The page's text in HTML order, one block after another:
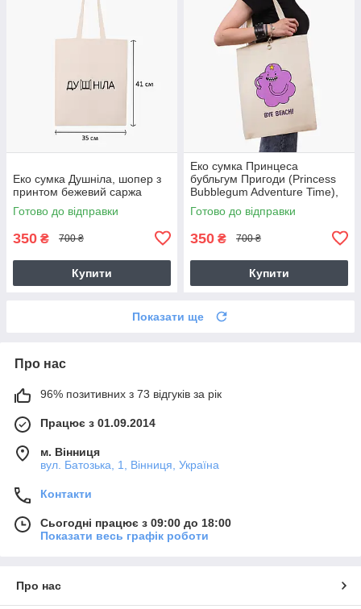
Еко сумка Душніла, шопер з
принтом бежевий саржа
Готово до відправки
350 ₴ 700 ₴
Купити
Еко сумка Принцеса
бубльгум Пригоди (Princess
Bubblegum Adventure Time),
шопер з принтом бежевий
саржа
Готово до відправки
350 ₴ 700 ₴
Купити
Показати ще
Про нас
96% позитивних з 73 відгуків за рік
Працює з 01.09.2014
м. Вінниця
вул. Батозька, 1, Вінниця, Україна
Контакти
Сьогодні працює з 09:00 до 18:00
Показати весь графік роботи
Про нас